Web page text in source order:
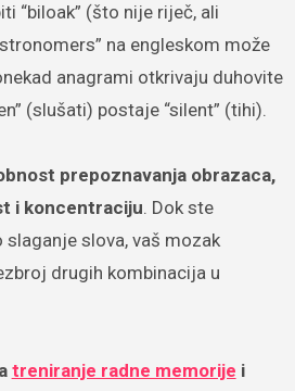
“biloak” (što nije riječ, ali
na engleskom može
anagrami otkrivaju duhovite
(slušati) postaje “silent” (tihi).
prepoznavanja obrazaca,
i koncentraciju. Dok ste
slova, vaš mozak
drugih kombinacija u
treniranje radne memorije i